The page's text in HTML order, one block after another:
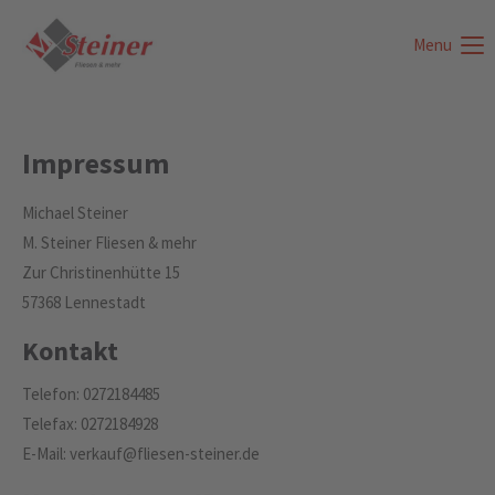
Login
Passwort
Register|Lost your password?
Support
Lorem ipsum dolor sit amet:
Menu
Impressum
Michael Steiner
M. Steiner Fliesen & mehr
Zur Christinenhütte 15
57368 Lennestadt
Kontakt
Telefon: 0272184485
Telefax: 0272184928
E-Mail: verkauf@fliesen-steiner.de